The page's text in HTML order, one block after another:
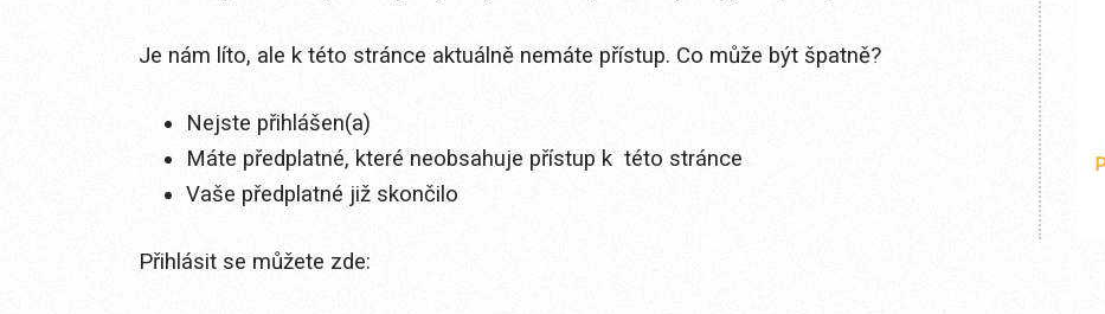
Je nám líto, ale k této stránce aktuálně nemáte přístup. Co může být špatně?
Nejste přihlášen(a)
Máte předplatné, které neobsahuje přístup k této stránce
Vaše předplatné již skončilo
Přihlásit se můžete zde: